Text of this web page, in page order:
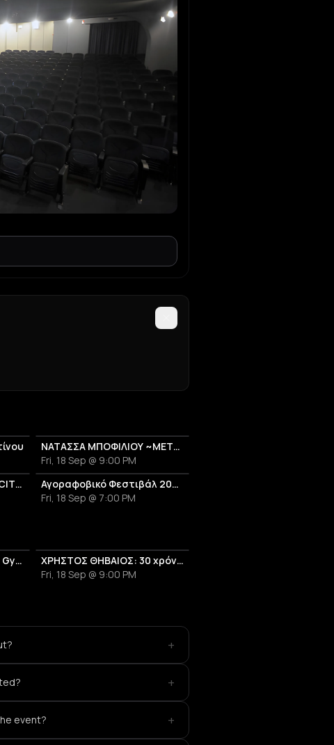
ΝΑΤΑΣΣΑ ΜΠΟΦΙΛΙΟΥ ~ΜΕΤΡΗΜΑ~
Fri, 18 Sep @ 9:00 PM
VILLAGERS OF IOANNINA CITY - VENCEREMOS 2026
Αγοραφοβικό Φεστιβάλ 2026
Fri, 18 Sep @ 7:00 PM
Rita Antonopoulou - «Tis Gynaikas sou i kardia»
ΧΡΗΣΤΟΣ ΘΗΒΑΙΟΣ: 30 χρόνια μέρες αδέσποτες
Fri, 18 Sep @ 9:00 PM
+
+
event? +